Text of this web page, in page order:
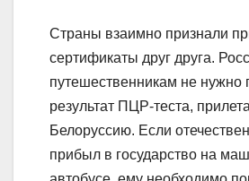
Страны взаимно признали
сертификаты друг друга.
путешественникам не нужно
результат ПЦР-теста,
Белоруссию. Если
прибыл в государство на